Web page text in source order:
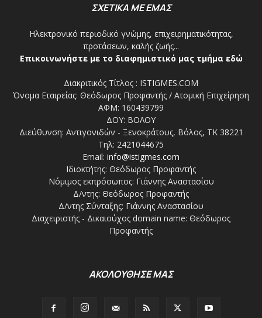
ΣΧΕΤΙΚΑ ΜΕ ΕΜΑΣ
Ηλεκτρονικό περιοδικό γνώμης, επιχειρηματικότητας,
προτάσεων, καλής ζωής...
Επικοινωνήστε με το διαφημιστικό μας τμήμα εδώ
Διακριτικός Τίτλος : ISTIGMES.COM
Όνομα Εταιρείας: Θεόδωρος Προφαντής / Ατομική Επιχείρηση
ΑΦΜ: 160439799
ΔΟΥ: ΒΟΛΟΥ
Διεύθυνση: Αντιγονιδών - Ξενοκράτους, Βόλος, ΤΚ 38221
Τηλ: 2421044675
Email: info@istigmes.com
Ιδιοκτήτης: Θεόδωρος Προφαντής
Νόμιμος εκπρόσωπος: Γιάννης Αναστασίου
Δ/ντης: Θεόδωρος Προφαντής
Δ/ντης Σύνταξης: Γιάννης Αναστασίου
Διαχειριστής - Δικαιούχος domain name: Θεόδωρος
Προφαντής
ΑΚΟΛΟΥΘΗΣΕ ΜΑΣ